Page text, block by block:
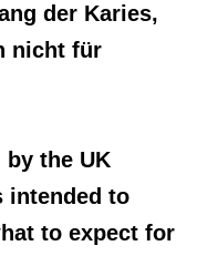
der Karies,
nicht für
by the UK
intended to
to expect for